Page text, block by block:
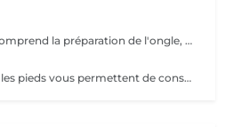
La pose de semi-permanent comprend la préparation de l'ongle, la mise en forme, le soin des cuticules et l'application de la couleur choisie. Grâce à sa tenue longue durée, le semi-permanent offre une brillance parfaite et une tenue de 2 à 3 semaines, sans ecaillement, pour des ongles impeccables au quotidien.
Le semi permanent ou gel sur les pieds vous permettent de conserver , tel un vernis longue durée , une couleur pour une tenue de 4 à 6 semaines ( maximum) . Le retrait doit se faire en institut uniquement et nous recommandons de demander conseil à une de nos collaboratrices quant à la répétition de cette prestation. Comme chaque cliente est unique nous vous invitons à nous contacter pour d'avantages d'informations .